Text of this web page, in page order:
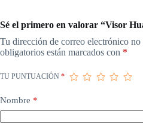
Sé el primero en valorar “Visor
Tu dirección de correo electrónico no
obligatorios están marcados con *
TU PUNTUACIÓN *
Nombre *